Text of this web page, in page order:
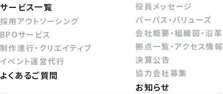
サービス一覧
採用アウトソーシング
BPOサービス
制作進行・クリエイティブ
イベント運営代行
よくあるご質問
役員メッセージ
パーパス・バリューズ
会社概要・組織図・沿革
拠点一覧・アクセス情報
決算公告
協力会社募集
お知らせ